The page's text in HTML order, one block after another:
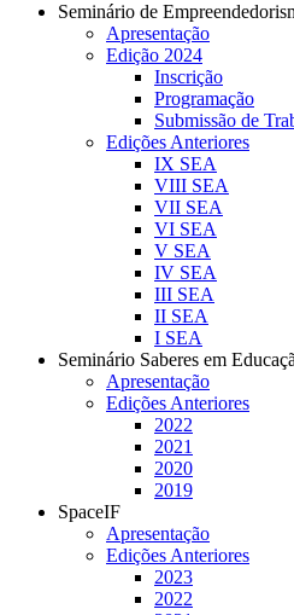
Seminário de
Apresentação
Edição 2024
Inscrição
Programação
Submissão de
Edições Anteriores
IX SEA
VIII SEA
VII SEA
VI SEA
V SEA
IV SEA
III SEA
II SEA
I SEA
Seminário Saberes em
Apresentação
Edições Anteriores
2022
2021
2020
2019
SpaceIF
Apresentação
Edições Anteriores
2023
2022